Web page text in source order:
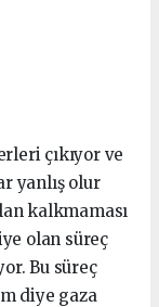
çıkıyor ve
yanlış olur
kalkmaması
olan süreç
Bu süreç
diye gaza